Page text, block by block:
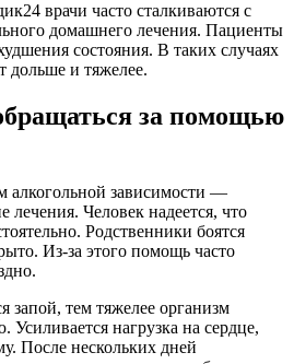
врачи часто сталкиваются с
домашнего лечения. Пациенты
состояния. В таких случаях
дольше и тяжелее.
за помощью
алкогольной зависимости —
лечения. Человек надеется, что
Родственники боятся
Из-за этого помощь часто
запой, тем тяжелее организм
нагрузка на сердце,
После нескольких дней